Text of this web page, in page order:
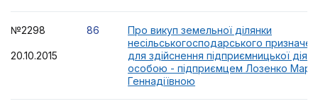
№2298
20.10.2015
86
Про викуп земельної ділянки
несільськогосподарського
для здійснення підприємницької
особою - підприємцем Лозенко
Геннадіївною